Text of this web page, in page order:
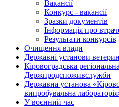
Вакансії
Конкурс - вакансії
Зразки документів
Інформація про
Результати конкурсів
Очищення влади
Державні установи
Кіровоградська
Держпродспоживслужби
Державна установа
випробувальна
У воєнний час